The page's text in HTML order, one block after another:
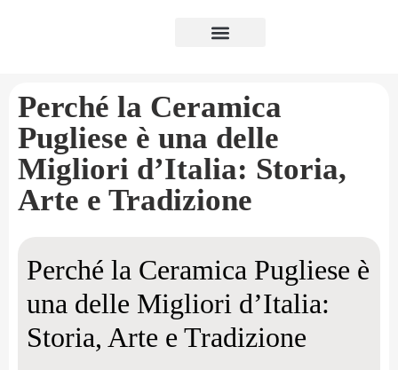
Perché la Ceramica
Pugliese è una delle
Migliori d’Italia: Storia,
Arte e Tradizione
Perché la Ceramica Pugliese è
una delle Migliori d’Italia:
Storia, Arte e Tradizione